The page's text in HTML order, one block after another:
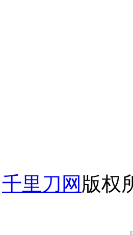
千里刀网 版权